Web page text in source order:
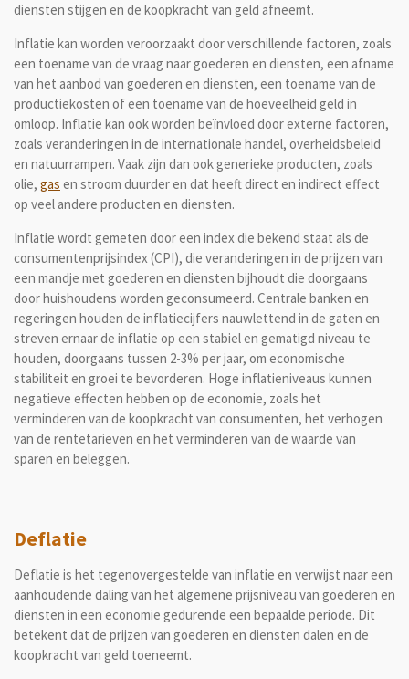
diensten stijgen en de koopkracht van geld afneemt.
Inflatie kan worden veroorzaakt door verschillende factoren, zoals
een toename van de vraag naar goederen en diensten, een afname
van het aanbod van goederen en diensten, een toename van de
productiekosten of een toename van de hoeveelheid geld in
omloop. Inflatie kan ook worden beïnvloed door externe factoren,
zoals veranderingen in de internationale handel, overheidsbeleid
en natuurrampen. Vaak zijn dan ook generieke producten, zoals
olie, gas en stroom duurder en dat heeft direct en indirect effect
op veel andere producten en diensten.
Inflatie wordt gemeten door een index die bekend staat als de
consumentenprijsindex (CPI), die veranderingen in de prijzen van
een mandje met goederen en diensten bijhoudt die doorgaans
door huishoudens worden geconsumeerd. Centrale banken en
regeringen houden de inflatiecijfers nauwlettend in de gaten en
streven ernaar de inflatie op een stabiel en gematigd niveau te
houden, doorgaans tussen 2-3% per jaar, om economische
stabiliteit en groei te bevorderen. Hoge inflatieniveaus kunnen
negatieve effecten hebben op de economie, zoals het
verminderen van de koopkracht van consumenten, het verhogen
van de rentetarieven en het verminderen van de waarde van
sparen en beleggen.
Deflatie
Deflatie is het tegenovergestelde van inflatie en verwijst naar een
aanhoudende daling van het algemene prijsniveau van goederen en
diensten in een economie gedurende een bepaalde periode. Dit
betekent dat de prijzen van goederen en diensten dalen en de
koopkracht van geld toeneemt.